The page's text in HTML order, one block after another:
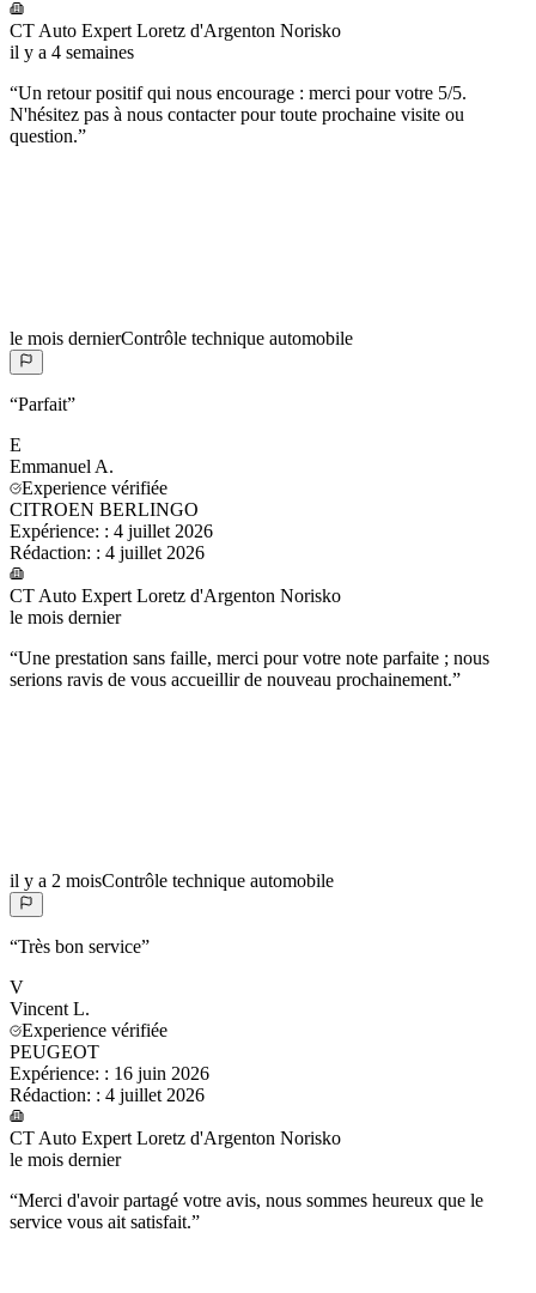
CT Auto Expert Loretz d'Argenton Norisko
il y a 4 semaines
“Un retour positif qui nous encourage : merci pour votre 5/5.
N'hésitez pas à nous contacter pour toute prochaine visite ou
question.”
le mois dernierContrôle technique automobile
“Parfait”
E
Emmanuel A.
Experience vérifiée
CITROEN BERLINGO
Expérience: : 4 juillet 2026
Rédaction: : 4 juillet 2026
CT Auto Expert Loretz d'Argenton Norisko
le mois dernier
“Une prestation sans faille, merci pour votre note parfaite ; nous
serions ravis de vous accueillir de nouveau prochainement.”
il y a 2 moisContrôle technique automobile
“Très bon service”
V
Vincent L.
Experience vérifiée
PEUGEOT
Expérience: : 16 juin 2026
Rédaction: : 4 juillet 2026
CT Auto Expert Loretz d'Argenton Norisko
le mois dernier
“Merci d'avoir partagé votre avis, nous sommes heureux que le
service vous ait satisfait.”